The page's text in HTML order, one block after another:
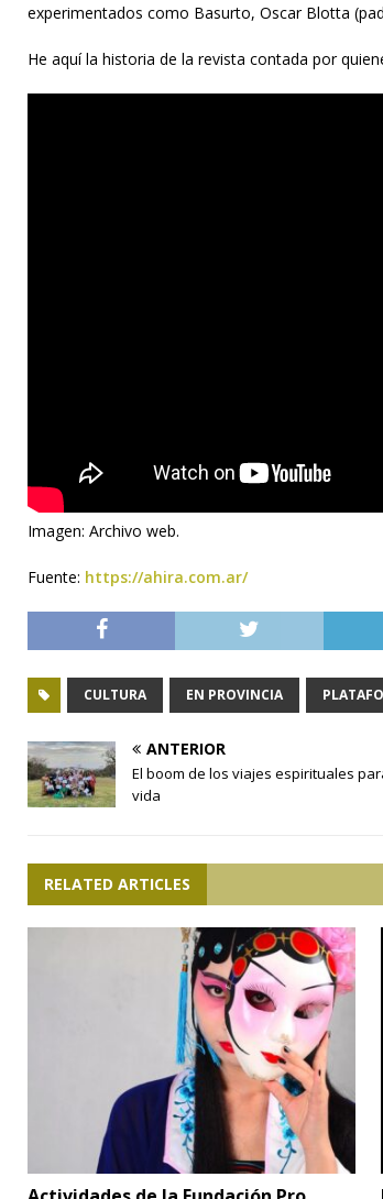
experimentados como Basurto, Oscar Blotta
He aquí la historia de la revista contada por
Imagen: Archivo web.
Fuente: https://ahira.com.ar/
CULTURA EN PROVINCIA
ANTERIOR
El boom de los viajes espirituales
vida
RELATED ARTICLES